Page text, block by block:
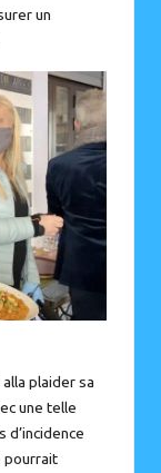
un
plaider sa
une telle
d’incidence
pourrait